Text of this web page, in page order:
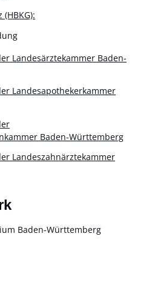
Landesärztekammer Baden-
Landesapothekerkammer
Baden-Württemberg
Landeszahnärztekammer
Baden-Württemberg